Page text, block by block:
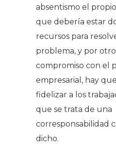
absentismo el
que debería estar
recursos para
problema, y por
compromiso con el
empresarial, hay
fidelizar a los
que se trata de una
corresponsabilidad
dicho.